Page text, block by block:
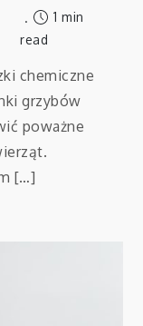
1 min
read
chemiczne
grzybów
poważne
[…]